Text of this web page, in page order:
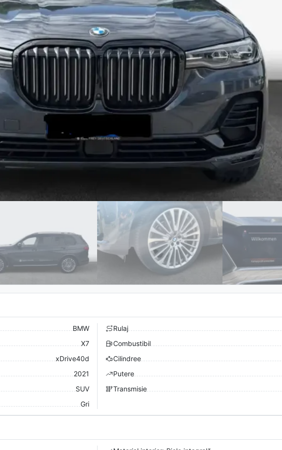
BMW
X7
xDrive40d
2021
SUV
Gri
Rulaj
Combustibil
Cilindree
Putere
Transmisie